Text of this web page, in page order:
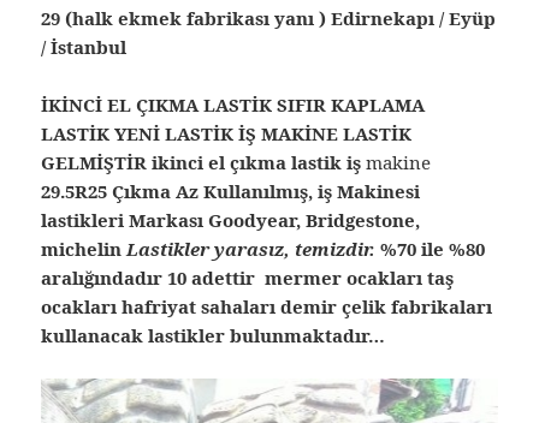
29 (halk ekmek fabrikası yanı ) Edirnekapı / Eyüp
/ İstanbul
İKİNCİ EL ÇIKMA LASTİK SIFIR KAPLAMA
LASTİK YENİ LASTİK İŞ MAKİNE LASTİK
GELMİŞTİR ikinci el çıkma lastik işmakine
29.5R25 Çıkma Az Kullanılmış, iş Makinesi
lastikleri Markası Goodyear, Bridgestone,
michelinLastikler yarasız, temizdir. %70 ile %80
aralığındadır 10 adettir mermer ocakları taş
ocakları hafriyat sahaları demir çelik fabrikaları
kullanacak lastikler bulunmaktadır…